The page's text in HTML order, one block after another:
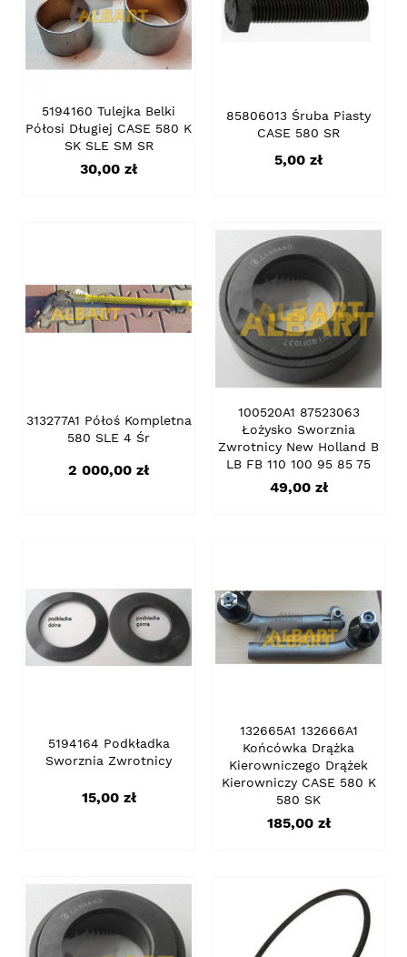
5194160 Tulejka Belki
Półosi Długiej CASE 580 K
SK SLE SM SR
Cena
30,00 zł
85806013 Śruba Piasty
CASE 580 SR
Cena
5,00 zł
313277A1 Półoś Kompletna
580 SLE 4 Śr
Cena
2 000,00 zł
100520A1 87523063
Łożysko Sworznia
Zwrotnicy New Holland B
LB FB 110 100 95 85 75
Cena
49,00 zł
5194164 Podkładka
Sworznia Zwrotnicy
Cena
15,00 zł
132665A1 132666A1
Końcówka Drążka
Kierowniczego Drążek
Kierowniczy CASE 580 K
580 SK
Cena
185,00 zł